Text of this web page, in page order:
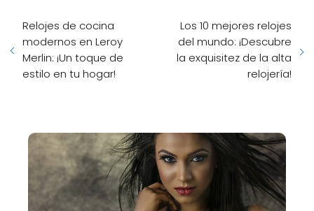
Relojes de cocina
modernos en Leroy
Merlin: ¡Un toque de
estilo en tu hogar!
Los 10 mejores relojes
del mundo: ¡Descubre
la exquisitez de la alta
relojería!